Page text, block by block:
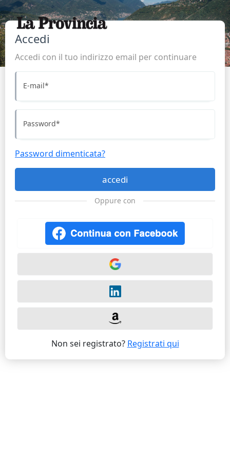
Accedi
Accedi con il tuo indirizzo email per continuare
E-mail*
Password*
Password dimenticata?
accedi
Oppure con
Non sei registrato? Registrati qui